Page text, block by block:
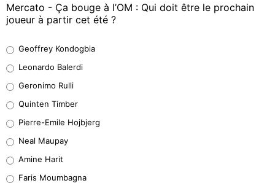
Mercato - Ça bouge à l’OM : Qui doit être le prochain
joueur à partir cet été ?
38%
32%
5%
1%
Geoffrey Kondogbia
Leonardo Balerdi
Geronimo Rulli
Quinten Timber
Pierre-Emile Hojbjerg
Neal Maupay
Amine Harit
Faris Moumbagna